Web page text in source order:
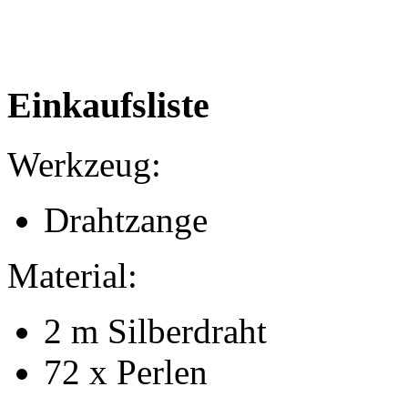
Einkaufsliste
Werkzeug:
Drahtzange
Material:
2 m Silberdraht
72 x Perlen